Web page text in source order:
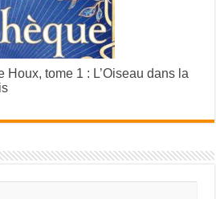
Houx, tome 1 : L’Oiseau dans la